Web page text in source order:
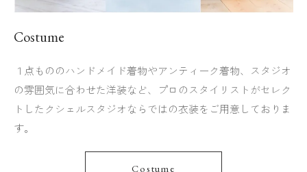
Costume
１点もののハンドメイド着物やアンティーク着物、スタジオ
の雰囲気に合わせた洋装など、プロのスタイリストがセレク
トしたクシェルスタジオならではの衣装をご用意しておりま
す。
Costume